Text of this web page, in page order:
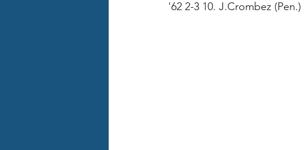
'62 2-3 10. J.Crombez (Pen.)